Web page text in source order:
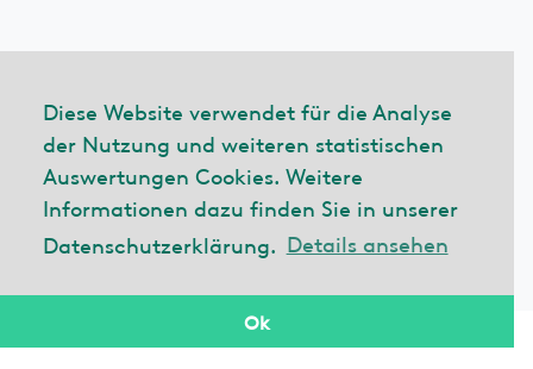
Diese Website verwendet für die Analyse
der Nutzung und weiteren statistischen
Auswertungen Cookies. Weitere
Informationen dazu finden Sie in unserer
Datenschutzerklärung. Details ansehen
Ok
© 2026 ecobau
Datenschutzerklärung